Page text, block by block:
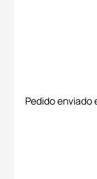
Pedido enviado